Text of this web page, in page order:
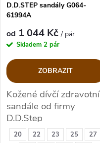
20 22 23 25
27
D.D.STEP sandály G064-
61994A
od 1 044 Kč/ pár
Skladem 2 pár
ZOBRAZIT
Kožené dívčí zdravotní
sandále od firmy
D.D.Step